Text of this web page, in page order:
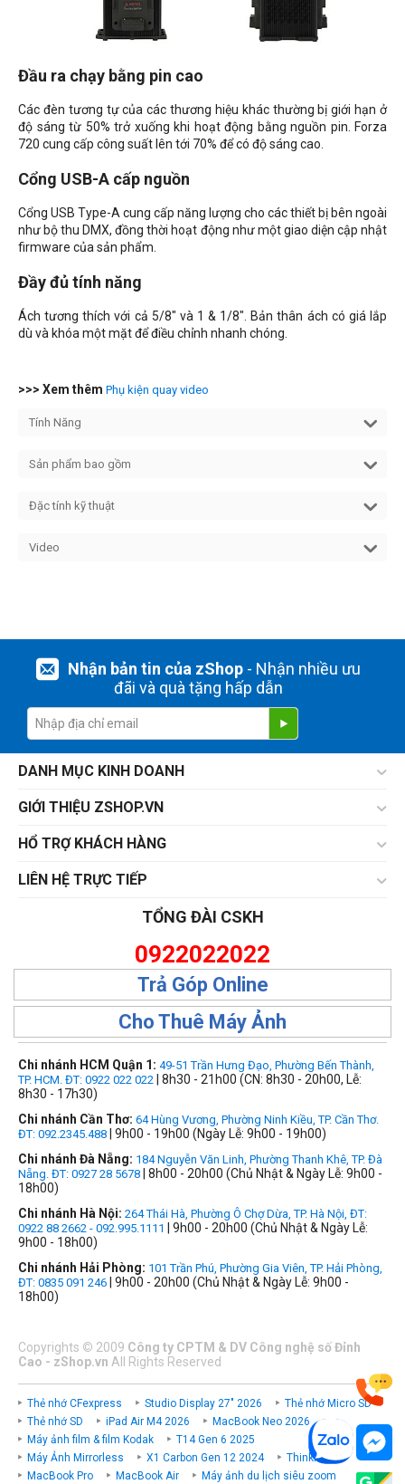
Đầu ra chạy bằng pin cao
Các đèn tương tự của các thương hiệu khác thường bị giới hạn ở
độ sáng từ 50% trở xuống khi hoạt động bằng nguồn pin. Forza
720 cung cấp công suất lên tới 70% để có độ sáng cao.
Cổng USB-A cấp nguồn
Cổng USB Type-A cung cấp năng lượng cho các thiết bị bên ngoài
như bộ thu DMX, đồng thời hoạt động như một giao diện cập nhật
firmware của sản phẩm.
Đầy đủ tính năng
Ách tương thích với cả 5/8" và 1 & 1/8". Bản thân ách có giá lắp
dù và khóa một mặt để điều chỉnh nhanh chóng.
>>> Xem thêm Phụ kiện quay video
Tính Năng
Sản phẩm bao gồm
Đặc tính kỹ thuật
Video
Nhận bản tin của zShop- Nhận nhiều ưu
đãi và quà tặng hấp dẫn
DANH MỤC KINH DOANH
GIỚI THIỆU ZSHOP.VN
HỔ TRỢ KHÁCH HÀNG
LIÊN HỆ TRỰC TIẾP
TỔNG ĐÀI CSKH
0922022022
Trả Góp Online
Cho Thuê Máy Ảnh
Chi nhánh HCM Quận 1: 49-51 Trần Hưng Đạo, Phường Bến Thành,
TP. HCM. ĐT: 0922 022 022 | 8h30 - 21h00 (CN: 8h30 - 20h00, Lễ:
8h30 - 17h30)
Chi nhánh Cần Thơ: 64 Hùng Vương, Phường Ninh Kiều, TP. Cần Thơ.
ĐT: 092.2345.488 | 9h00 - 19h00 (Ngày Lễ: 9h00 - 19h00)
Chi nhánh Đà Nẵng: 184 Nguyễn Văn Linh, Phường Thanh Khê, TP. Đà
Nẵng. ĐT: 0927 28 5678 | 8h00 - 20h00 (Chủ Nhật & Ngày Lễ: 9h00 -
18h00)
Chi nhánh Hà Nội: 264 Thái Hà, Phường Ô Chợ Dừa, TP. Hà Nội, ĐT:
0922 88 2662 - 092.995.1111
| 9h00 - 20h00 (Chủ Nhật & Ngày Lễ:
9h00 - 18h00)
Chi nhánh Hải Phòng: 101 Trần Phú, Phường Gia Viên, TP. Hải Phòng,
ĐT: 0835 091 246 | 9h00 - 20h00 (Chủ Nhật & Ngày Lễ: 9h00 -
18h00)
Copyrights © 2009 Công ty CPTM & DV Công nghệ số Đỉnh
Cao - zShop.vn All Rights Reserved
Thẻ nhớ CFexpress Studio Display 27" 2026
Thẻ nhớ Micro SD
Thẻ nhớ SD
iPad Air M4 2026
MacBook Neo 2026
Máy ảnh film & film Kodak
T14 Gen 6 2025
Máy Ảnh Mirrorless
X1 Carbon Gen 12 2024
ThinkPad P
MacBook Pro
MacBook Air Máy ảnh du lịch siêu zoom